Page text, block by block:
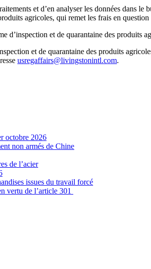
et d’en analyser les données dans
agricoles, qui remet les frais en
d’inspection et de quarantaine des produits
et de quarantaine des produits
usregaffairs@livingstonintl.com.
octobre 2026
non armés de Chine
de l’acier
issues du travail forcé
vertu de l’article 301